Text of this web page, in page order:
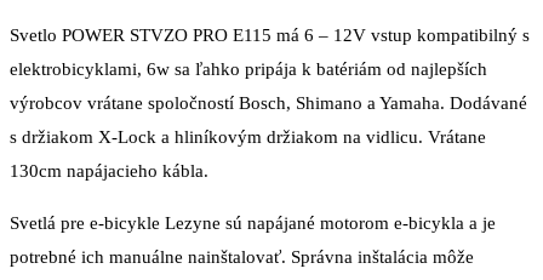
Svetlo POWER STVZO PRO E115 má 6 – 12V vstup kompatibilný s
elektrobicyklami, 6w sa ľahko pripája k batériám od najlepších
výrobcov vrátane spoločností Bosch, Shimano a Yamaha. Dodávané
s držiakom X-Lock a hliníkovým držiakom na vidlicu. Vrátane
130cm napájacieho kábla.
Svetlá pre e-bicykle Lezyne sú napájané motorom e-bicykla a je
potrebné ich manuálne nainštalovať. Správna inštalácia môže